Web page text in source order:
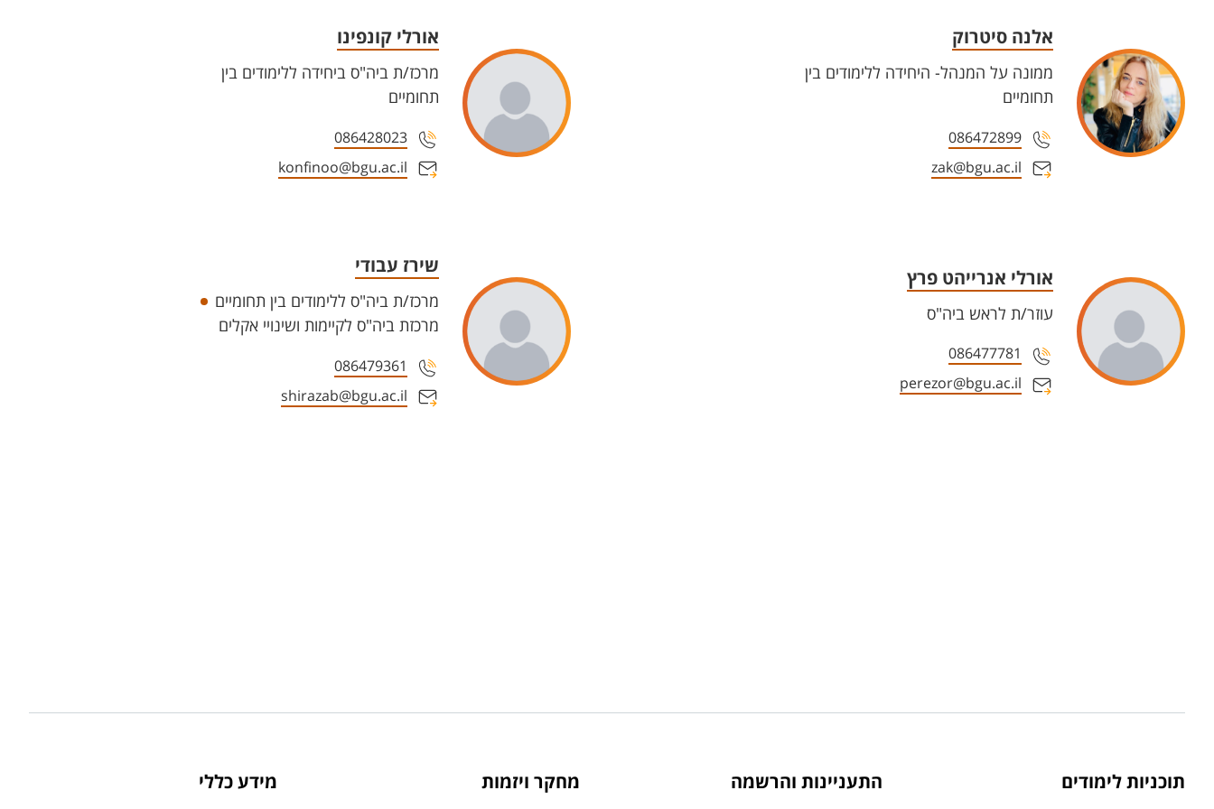
אלנה סיטרוק
ממונה על המנהל- היחידה ללימודים בין
תחומיים
086472899
zak@bgu.ac.il
אורלי קונפינו
מרכז/ת ביה"ס ביחידה ללימודים בין
תחומיים
086428023
konfinoo@bgu.ac.il
אורלי אנרייהט פרץ
עוזר/ת לראש ביה"ס
086477781
perezor@bgu.ac.il
שירז עבודי
מרכז/ת ביה"ס ללימודים בין תחומיים
מרכזת ביה"ס לקיימות ושינויי אקלים
086479361
shirazab@bgu.ac.il
תוכניות לימודים התעניינות והרשמה מחקר ויזמות מידע כללי